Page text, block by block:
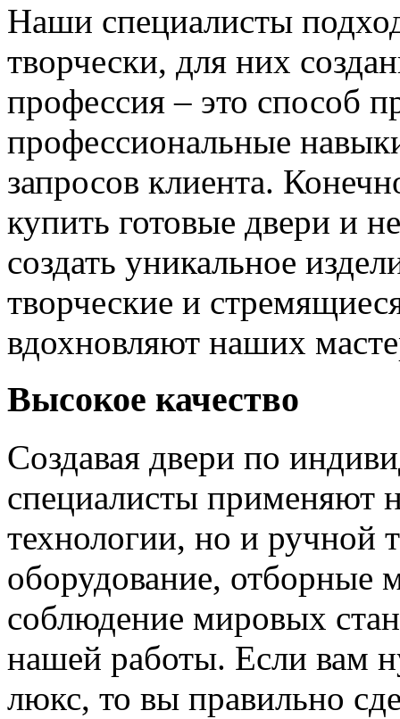
Наши специалисты
творчески, для них
профессия – это способ
профессиональные
запросов клиента.
купить готовые двери и
создать уникальное
творческие и
вдохновляют наших
Высокое качество
Создавая двери по
специалисты применяют
технологии, но и ручной
оборудование, отборные
соблюдение мировых
нашей работы. Если вам
люкс, то вы правильно